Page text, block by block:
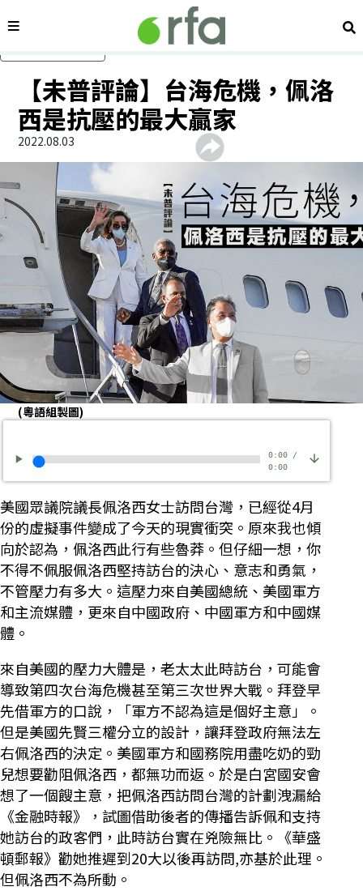
內容分類 搜
【未普評論】台海危機，佩洛
西是抗壓的最大贏家
2022.08.03
(粵語組製圖)
0:00/
0:00
美國眾議院議長佩洛西女士訪問台灣，已經從4月
份的虛擬事件變成了今天的現實衝突。原來我也傾
向於認為，佩洛西此行有些魯莽。但仔細一想，你
不得不佩服佩洛西堅持訪台的決心、意志和勇氣，
不管壓力有多大。這壓力來自美國總統、美國軍方
和主流媒體，更來自中國政府、中國軍方和中國媒
體。
來自美國的壓力大體是，老太太此時訪台，可能會
導致第四次台海危機甚至第三次世界大戰。拜登早
先借軍方的口說，「軍方不認為這是個好主意」。
但是美國先賢三權分立的設計，讓拜登政府無法左
右佩洛西的決定。美國軍方和國務院用盡吃奶的勁
兒想要勸阻佩洛西，都無功而返。於是白宮國安會
想了一個餿主意，把佩洛西訪問台灣的計劃洩漏給
《金融時報》，試圖借助後者的傳播告訴佩和支持
她訪台的政客們，此時訪台實在兇險無比。《華盛
頓郵報》勸她推遲到20大以後再訪問,亦基於此理。
但佩洛西不為所動。